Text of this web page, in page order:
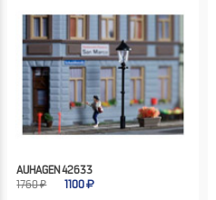
AUHAGEN 42633
1760 ₽
1100